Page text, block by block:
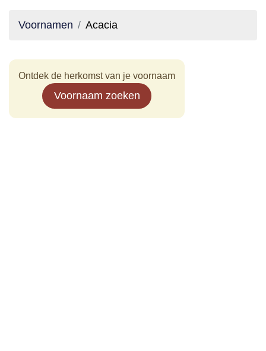
Voornamen Acacia
Ontdek de herkomst van je voornaam
Voornaam zoeken